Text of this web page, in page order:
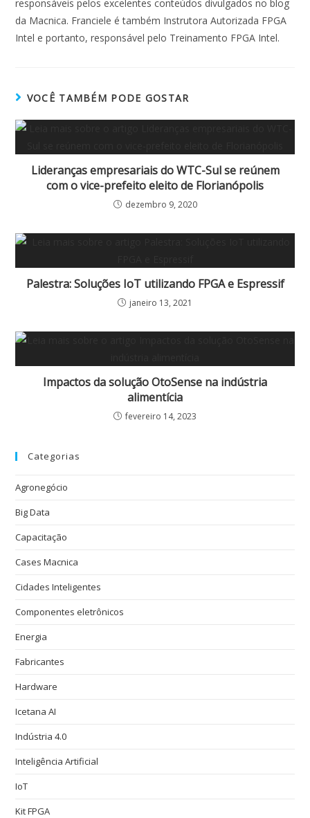
responsáveis pelos excelentes conteúdos divulgados no blog
da Macnica. Franciele é também Instrutora Autorizada FPGA
Intel e portanto, responsável pelo Treinamento FPGA Intel.
VOCÊ TAMBÉM PODE GOSTAR
Lideranças empresariais do WTC-Sul se reúnem
com o vice-prefeito eleito de Florianópolis
dezembro 9, 2020
Palestra: Soluções IoT utilizando FPGA e Espressif
janeiro 13, 2021
Impactos da solução OtoSense na indústria
alimentícia
fevereiro 14, 2023
Categorias
Agronegócio
Big Data
Capacitação
Cases Macnica
Cidades Inteligentes
Componentes eletrônicos
Energia
Fabricantes
Hardware
Icetana AI
Indústria 4.0
Inteligência Artificial
IoT
Kit FPGA